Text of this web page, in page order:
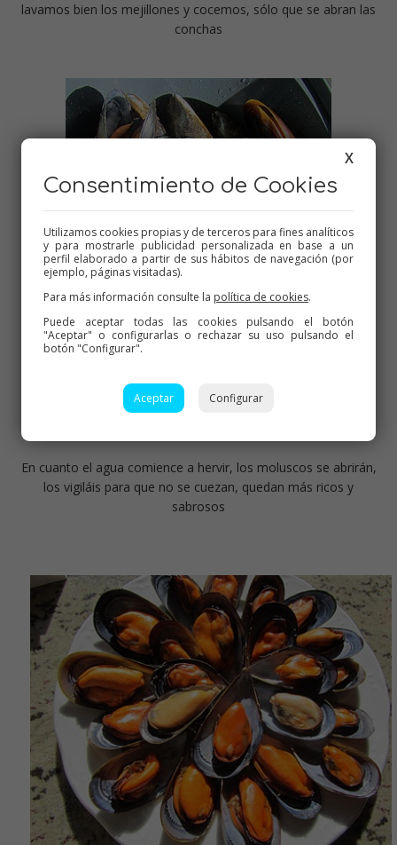
lavamos bien los mejillones y cocemos, sólo que se abran las
conchas
En cuanto el agua comience a hervir, los moluscos se abrirán,
los vigiláis para que no se cuezan, quedan más ricos y
sabrosos
X
Consentimiento de Cookies
Utilizamos cookies propias y de terceros para fines analíticos
y para mostrarle publicidad personalizada en base a un
perfil elaborado a partir de sus hábitos de navegación (por
ejemplo, páginas visitadas).
Para más información consulte la política de cookies.
Puede aceptar todas las cookies pulsando el botón
"Aceptar" o configurarlas o rechazar su uso pulsando el
botón "Configurar".
Aceptar Configurar